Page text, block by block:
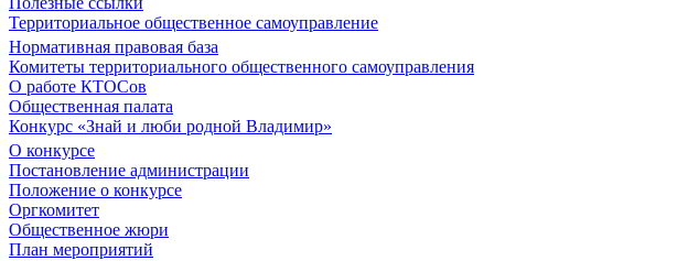
Территориальное общественное самоуправление
Нормативная правовая база
Комитеты территориального общественного самоуправления
О работе КТОСов
Общественная палата
Конкурс «Знай и люби родной Владимир»
О конкурсе
Постановление администрации
Положение о конкурсе
Оргкомитет
Общественное жюри
План мероприятий